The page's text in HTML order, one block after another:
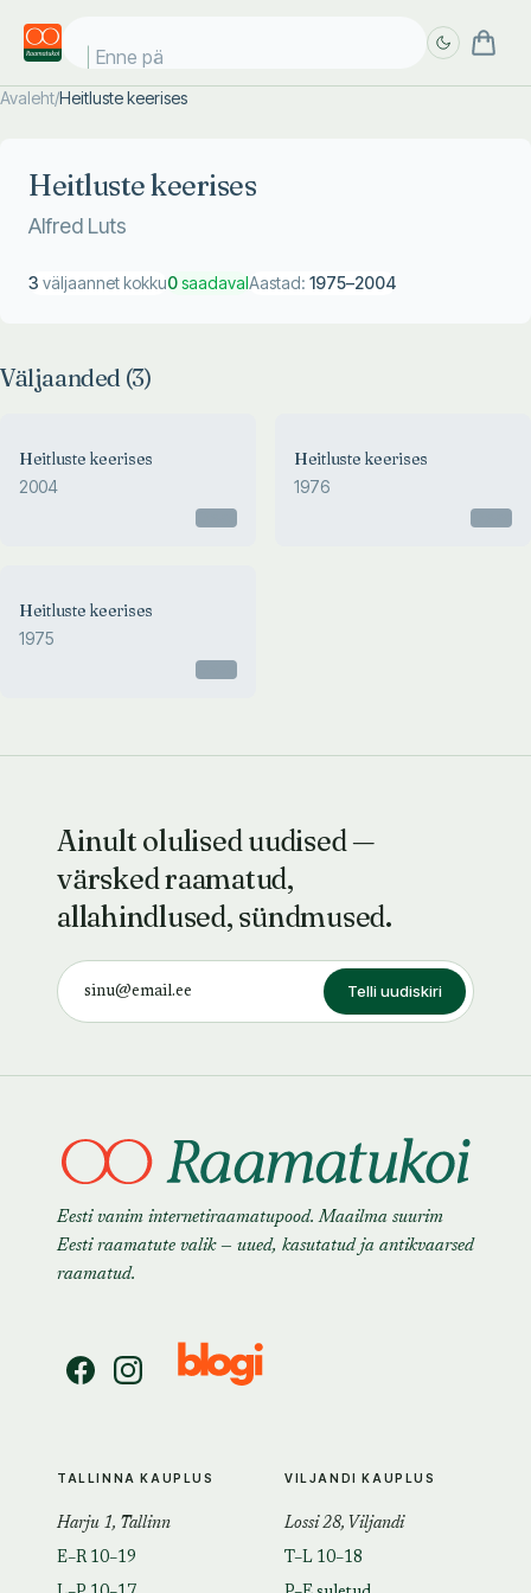
Enne päik
Avaleht/Heitluste keerises
Heitluste keerises
Alfred Luts
3 väljaannet kokku0saadavalAastad: 1975–2004
Väljaanded (3)
Heitluste keerises
2004
Heitluste keerises
1976
Heitluste keerises
1975
Ainult olulised uudised —
värsked raamatud,
allahindlused, sündmused.
Telli uudiskiri
Eesti vanim internetiraamatupood. Maailma suurim
Eesti raamatute valik — uued, kasutatud ja antikvaarsed
raamatud.
TALLINNA KAUPLUS
Harju 1, Tallinn
E–R 10–19
VILJANDI KAUPLUS
Lossi 28, Viljandi
T–L 10–18